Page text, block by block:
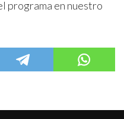
programa en nuestro